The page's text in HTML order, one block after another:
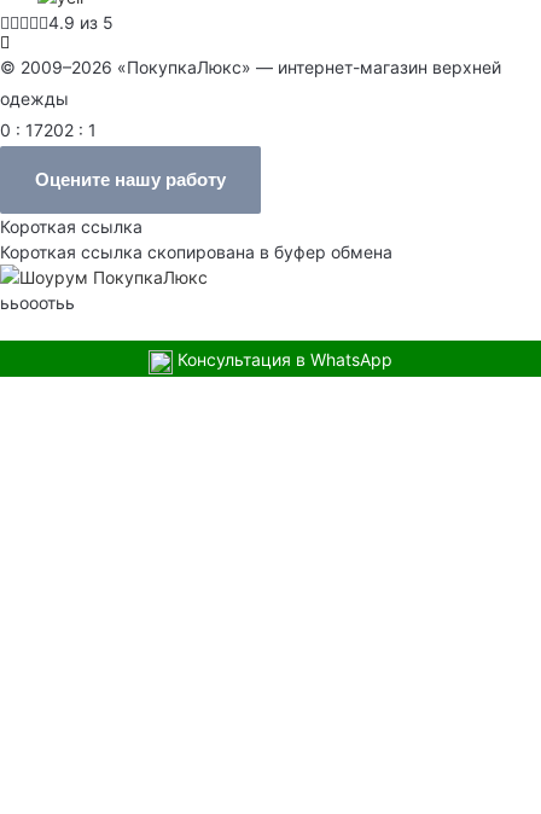
4.9 из 5
© 2009–2026 «ПокупкаЛюкс» — интернет-магазин верхней
одежды
0 : 17202 : 1
Оцените нашу работу
Короткая ссылка
Короткая ссылка скопирована в буфер обмена
ььооотьь
Консультация в WhatsApp